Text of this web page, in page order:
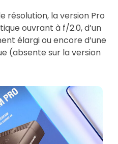
résolution, la version Pro
ouvrant à f/2.0, d’un
élargi ou encore d’une
(absente sur la version